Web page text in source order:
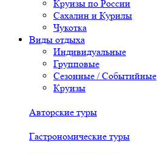
Круизы по России
Сахалин и Курилы
Чукотка
Виды отдыха
Индивидуальные
Групповые
Сезонные / Событийные
Круизы
Авторские туры
Гастрономические туры